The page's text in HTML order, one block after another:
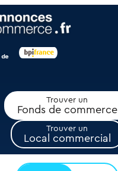
Trouver un
Fonds de commerce
Trouver un
Local commercial
des cookies